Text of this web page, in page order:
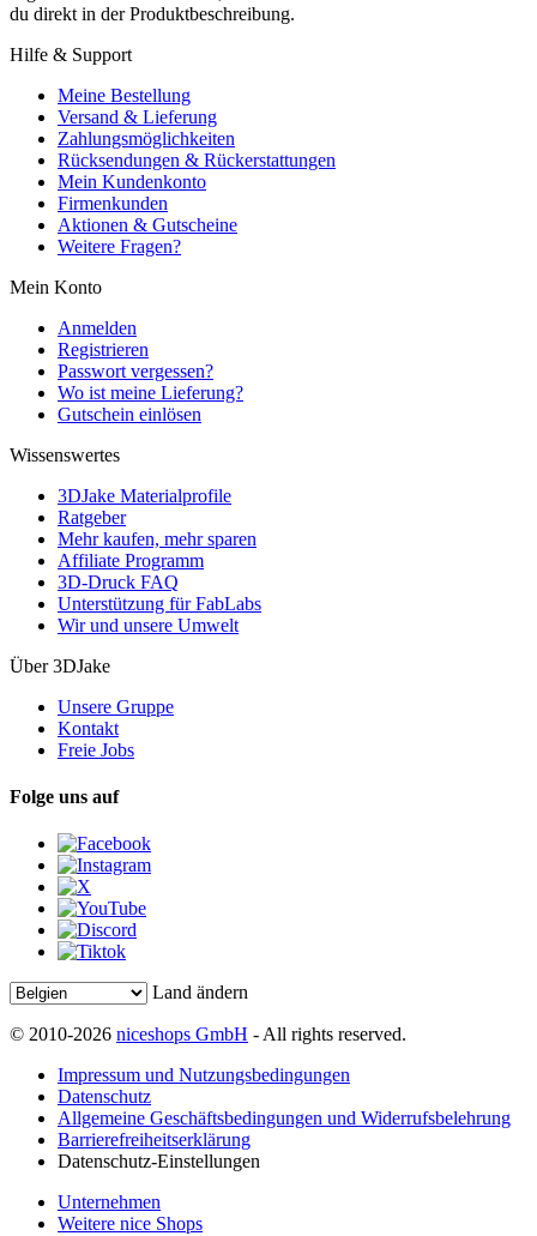
du direkt in der Produktbeschreibung.
Hilfe & Support
Meine Bestellung
Versand & Lieferung
Zahlungsmöglichkeiten
Rücksendungen & Rückerstattungen
Mein Kundenkonto
Firmenkunden
Aktionen & Gutscheine
Weitere Fragen?
Mein Konto
Anmelden
Registrieren
Passwort vergessen?
Wo ist meine Lieferung?
Gutschein einlösen
Wissenswertes
3DJake Materialprofile
Ratgeber
Mehr kaufen, mehr sparen
Affiliate Programm
3D-Druck FAQ
Unterstützung für FabLabs
Wir und unsere Umwelt
Über 3DJake
Unsere Gruppe
Kontakt
Freie Jobs
Folge uns auf
Land ändern
© 2010-2026 niceshops GmbH - All rights reserved.
Impressum und Nutzungsbedingungen
Datenschutz
Allgemeine Geschäftsbedingungen und Widerrufsbelehrung
Barrierefreiheitserklärung
Datenschutz-Einstellungen
Unternehmen
Weitere nice Shops